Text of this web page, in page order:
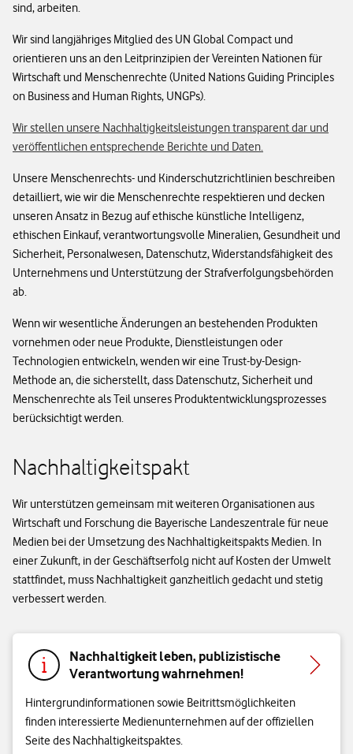
sind, arbeiten.
Wir sind langjähriges Mitglied des UN Global Compact und
orientieren uns an den Leitprinzipien der Vereinten Nationen für
Wirtschaft und Menschenrechte (United Nations Guiding Principles
on Business and Human Rights, UNGPs).
Wir stellen unsere Nachhaltigkeitsleistungen transparent dar und
veröffentlichen entsprechende Berichte und Daten.
Unsere Menschenrechts- und Kinderschutzrichtlinien beschreiben
detailliert, wie wir die Menschenrechte respektieren und decken
unseren Ansatz in Bezug auf ethische künstliche Intelligenz,
ethischen Einkauf, verantwortungsvolle Mineralien, Gesundheit und
Sicherheit, Personalwesen, Datenschutz, Widerstandsfähigkeit des
Unternehmens und Unterstützung der Strafverfolgungsbehörden
ab.
Wenn wir wesentliche Änderungen an bestehenden Produkten
vornehmen oder neue Produkte, Dienstleistungen oder
Technologien entwickeln, wenden wir eine Trust-by-Design-
Methode an, die sicherstellt, dass Datenschutz, Sicherheit und
Menschenrechte als Teil unseres Produktentwicklungsprozesses
berücksichtigt werden.
Nachhaltigkeitspakt
Wir unterstützen gemeinsam mit weiteren Organisationen aus
Wirtschaft und Forschung die Bayerische Landeszentrale für neue
Medien bei der Umsetzung des Nachhaltigkeitspakts Medien. In
einer Zukunft, in der Geschäftserfolg nicht auf Kosten der Umwelt
stattfindet, muss Nachhaltigkeit ganzheitlich gedacht und stetig
verbessert werden.
Nachhaltigkeit leben, publizistische
Verantwortung wahrnehmen!
Hintergrundinformationen sowie Beitrittsmöglichkeiten
finden interessierte Medienunternehmen auf der offiziellen
Seite des Nachhaltigkeitspaktes.